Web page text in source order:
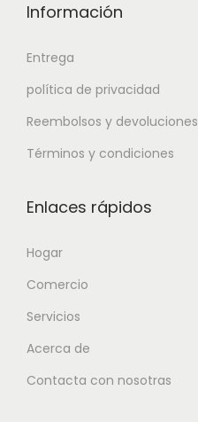
Información
Entrega
política de privacidad
Reembolsos y devoluciones
Términos y condiciones
Enlaces rápidos
Hogar
Comercio
Servicios
Acerca de
Contacta con nosotras